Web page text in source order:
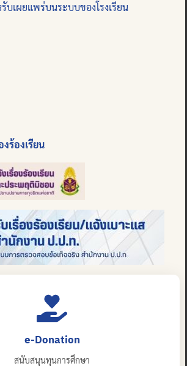
บเผยแพร่บนระบบของโรงเรียน
ร้องเรียน
e-Donation
สนับสนุนทุนการศึกษา